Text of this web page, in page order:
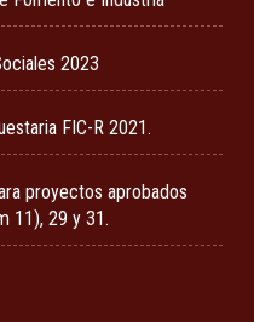
2023
FIC-R 2021.
proyectos aprobados
11), 29 y 31.